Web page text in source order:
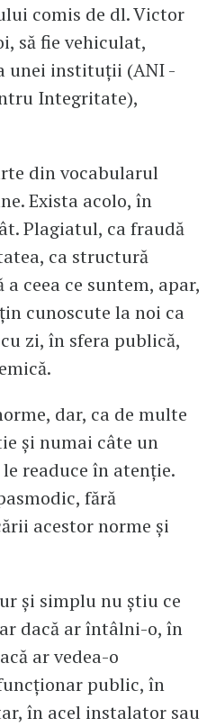
comis de dl. Victor
să fie vehiculat,
unei instituții (ANI -
Integritate),
din vocabularul
Exista acolo, în
Plagiatul, ca fraudă
ca structură
ceea ce suntem, apar,
cunoscute la noi ca
zi, în sfera publică,
dar, ca de multe
și numai câte un
readuce în atenție.
fără
acestor norme și
și simplu nu știu ce
dacă ar întâlni-o, în
ar vedea-o
public, în
în acel instalator sau